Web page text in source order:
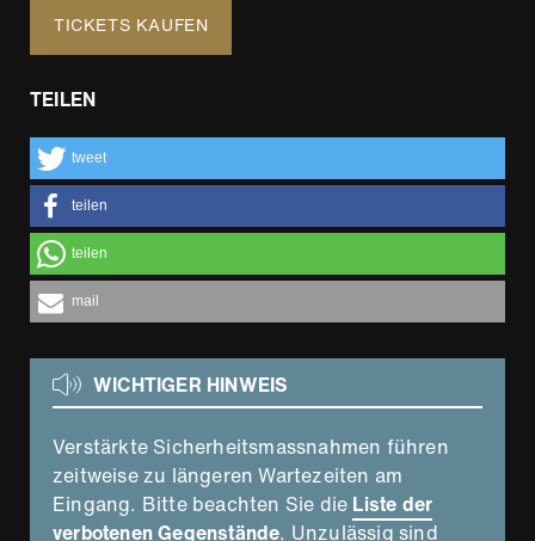
TICKETS KAUFEN
TEILEN
tweet
teilen
teilen
mail
WICHTIGER HINWEIS
Verstärkte Sicherheitsmassnahmen führen
zeitweise zu längeren Wartezeiten am
Eingang. Bitte beachten Sie die Liste der
verbotenen Gegenstände. Unzulässig sind